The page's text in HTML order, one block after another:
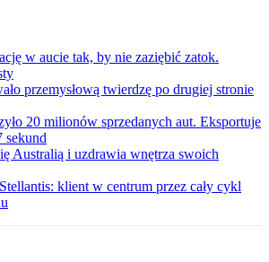
w aucie tak, by nie zaziębić zatok.
przemysłową twierdzę po drugiej stronie
20 milionów sprzedanych aut. Eksportuje
sekund
Australią i uzdrawia wnętrza swoich
klient w centrum przez cały cykl